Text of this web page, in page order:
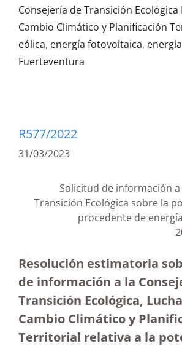
Consejería de Transición
Cambio Climático y Planificación
eólica, energía fotovoltaica,
Fuerteventura
R577/2022
31/03/2023
Solicitud de información
Transición Ecológica sobre la
procedente de
Resolución estimatoria
de información a la
Transición Ecológica,
Cambio Climático y
Territorial relativa a la